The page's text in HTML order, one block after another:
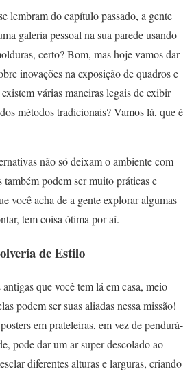
lembram do capítulo passado, a gente
galeria pessoal na sua parede usando
certo? Bom, mas hoje vamos dar
inovações na exposição de quadros e
várias maneiras legais de exibir
métodos tradicionais? Vamos lá, que é
não só deixam o ambiente com
podem ser muito práticas e
você acha de a gente explorar algumas
tem coisa ótima por aí.
de Estilo
que você tem lá em casa, meio
podem ser suas aliadas nessa missão!
em prateleiras, em vez de pendurá-
pode dar um ar super descolado ao
diferentes alturas e larguras, criando